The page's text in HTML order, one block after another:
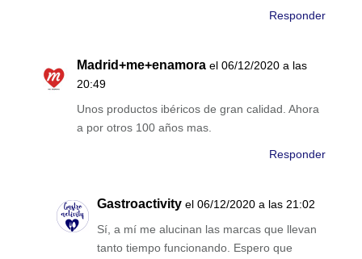
Responder
Madrid+me+enamora el 06/12/2020 a las
20:49
Unos productos ibéricos de gran calidad. Ahora
a por otros 100 años mas.
Responder
Gastroactivity el 06/12/2020 a las 21:02
Sí, a mí me alucinan las marcas que llevan
tanto tiempo funcionando. Espero que